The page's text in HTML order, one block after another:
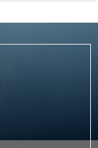
là:
tại
16.000₫.